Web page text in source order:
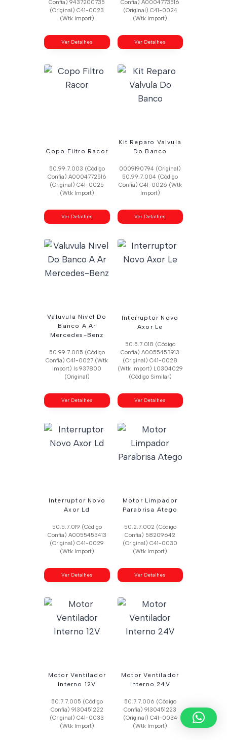
Confia) 9437200735
(Original) C41-0023
(Wtk Import)
Ver Detalhes
Confia) A0004773516
(Original) C41-0024
(Wtk Import)
Ver Detalhes
Copo Filtro Racor
50.99.7.003 (Código
Confia) A0004772516
(Original) C41-0025
(Wtk Import)
Ver Detalhes
Kit Reparo Valvula
Do Banco
0009190794 (Original)
50.99.7.004 (Código
Confia) C41-0026 (Wtk
Import)
Ver Detalhes
Valuvula Nivel Do
Banco A Ar
Mercedes-Benz
50.99.7.005 (Código
Confia) C41-0027 (Wtk
Import) Is 937800
(Original)
Ver Detalhes
Interruptor Novo
Axor Le
50.5.7.018 (Código
Confia) A0055453913
(Original) C41-0028
(Wtk Import) L0304029
(Código Similar)
Ver Detalhes
Interruptor Novo
Axor Ld
50.5.7.019 (Código
Confia) A0055453413
(Original) C41-0029
(Wtk Import)
Ver Detalhes
Motor Limpador
Parabrisa Atego
50.2.7.002 (Código
Confia) 58209642
(Original) C41-0030
(Wtk Import)
Ver Detalhes
Motor Ventilador
Interno 12V
50.7.7.005 (Código
Confia) 9130451222
(Original) C41-0033
(Wtk Import)
Motor Ventilador
Interno 24V
50.7.7.006 (Código
Confia) 9130451223
(Original) C41-0034
(Wtk Import)